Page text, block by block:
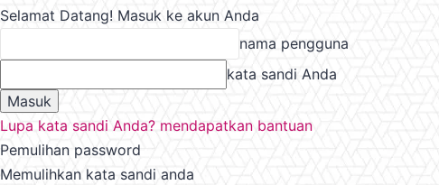
Selamat Datang! Masuk ke akun Anda
nama pengguna
kata sandi Anda
Lupa kata sandi Anda? mendapatkan bantuan
Pemulihan password
Memulihkan kata sandi anda